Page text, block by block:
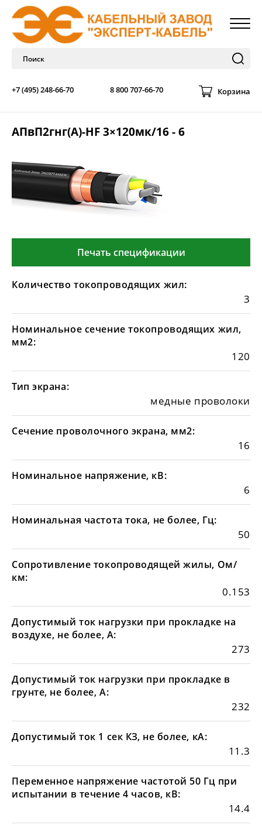
+7 (495) 248-66-70 8 800 707-66-70 Корзина
АПвП2гнг(А)-HF 3×120мк/16 - 6
Печать спецификации
Количество токопроводящих жил:
3
Номинальное сечение токопроводящих жил,
мм2:
120
Тип экрана:
медные проволоки
Сечение проволочного экрана, мм2:
16
Номинальное напряжение, кВ:
6
Номинальная частота тока, не более, Гц:
50
Сопротивление токопроводящей жилы, Ом/
км:
0.153
Допустимый ток нагрузки при прокладке на
воздухе, не более, А:
273
Допустимый ток нагрузки при прокладке в
грунте, не более, А:
232
Допустимый ток 1 сек КЗ, не более, кА:
11.3
Переменное напряжение частотой 50 Гц при
испытании в течение 4 часов, кВ:
14.4